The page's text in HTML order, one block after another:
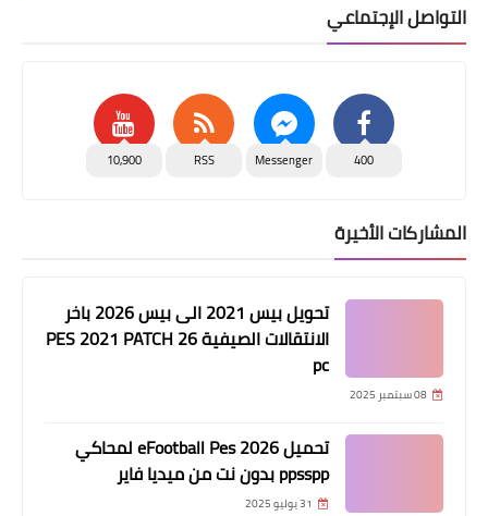
التواصل الإجتماعي
400
Messenger
RSS
10,900
المشاركات الأخيرة
تحويل بيس 2021 الى بيس 2026 باخر
الانتقالات الصيفية PES 2021 PATCH 26
pc
08 سبتمبر 2025
تحميل eFootball Pes 2026 لمحاكي
ppsspp بدون نت من ميديا فاير
31 يوليو 2025